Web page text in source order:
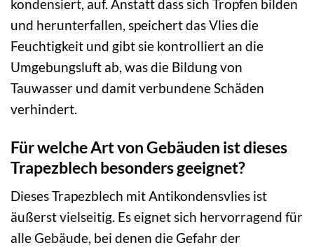
kondensiert, auf. Anstatt dass sich Tropfen bilden
und herunterfallen, speichert das Vlies die
Feuchtigkeit und gibt sie kontrolliert an die
Umgebungsluft ab, was die Bildung von
Tauwasser und damit verbundene Schäden
verhindert.
Für welche Art von Gebäuden ist dieses
Trapezblech besonders geeignet?
Dieses Trapezblech mit Antikondensvlies ist
äußerst vielseitig. Es eignet sich hervorragend für
alle Gebäude, bei denen die Gefahr der